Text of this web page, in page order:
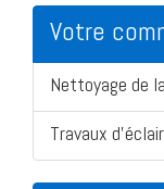
Votre
Nettoyage de
Travaux